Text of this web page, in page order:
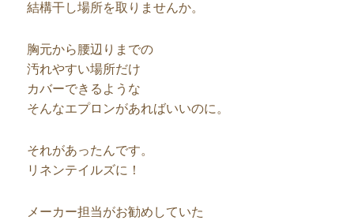
結構干し場所を取りませんか。
胸元から腰辺りまでの
汚れやすい場所だけ
カバーできるような
そんなエプロンがあればいいのに。
それがあったんです。
リネンテイルズに！
メーカー担当がお勧めしていた